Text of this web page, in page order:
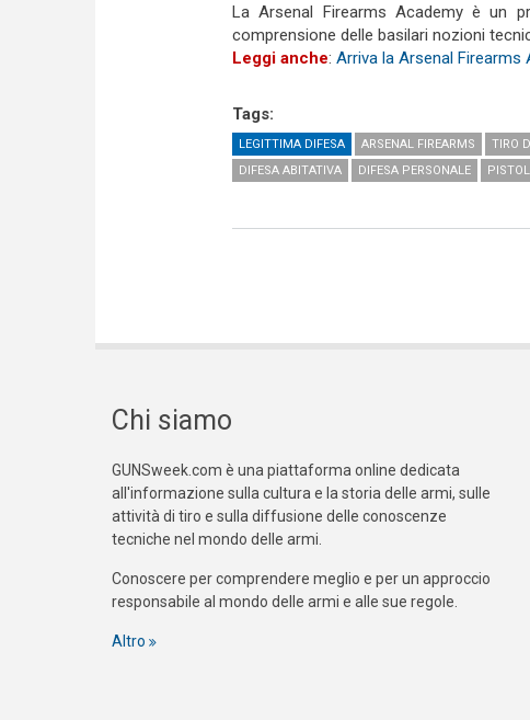
La Arsenal Firearms Academy è un
comprensione delle basilari nozioni
Leggi anche: Arriva la Arsenal Firearms
Tags:
LEGITTIMA DIFESA ARSENAL FIREARMS TIRO
DIFESA ABITATIVA
DIFESA PERSONALE
Chi siamo
GUNSweek.com è una piattaforma online dedicata
all'informazione sulla cultura e la storia delle armi, sulle
attività di tiro e sulla diffusione delle conoscenze
tecniche nel mondo delle armi.
Conoscere per comprendere meglio e per un approccio
responsabile al mondo delle armi e alle sue regole.
Altro